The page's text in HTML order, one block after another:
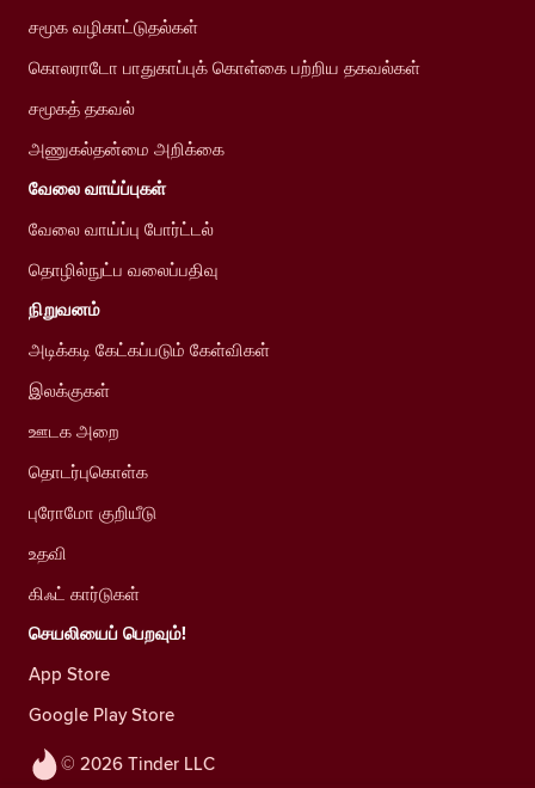
© 2026 Tinder LLC
சமூக வழிகாட்டுதல்கள்
கொலராடோ பாதுகாப்புக் கொள்கை பற்றிய தகவல்கள்
சமூகத் தகவல்
அணுகல்தன்மை அறிக்கை
வேலை வாய்ப்புகள்
வேலை வாய்ப்பு போர்ட்டல்
தொழில்நுட்ப வலைப்பதிவு
நிறுவனம்
அடிக்கடி கேட்கப்படும் கேள்விகள்
இலக்குகள்
ஊடக அறை
தொடர்புகொள்க
புரோமோ குறியீடு
உதவி
கிஃட் கார்டுகள்
செயலியைப் பெறவும்!
App Store
Google Play Store